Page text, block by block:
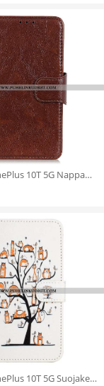
Kotelot OnePlus 10T 5G Nappan Haljattu Nahka
Kotelot OnePlus 10T 5G Suojaketju Kuori Kissat Tangapuussa